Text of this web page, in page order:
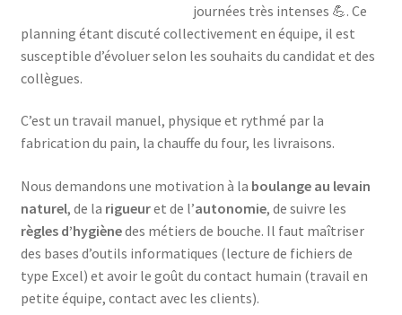
journées très intenses 💪. Ce
planning étant discuté collectivement en équipe, il est
susceptible d’évoluer selon les souhaits du candidat et des
collègues.
C’est un travail manuel, physique et rythmé par la
fabrication du pain, la chauffe du four, les livraisons.
Nous demandons une motivation à la boulange au levain
naturel, de la rigueuret de l’autonomie, de suivre les
règles d’hygiènedes métiers de bouche. Il faut maîtriser
des bases d’outils informatiques (lecture de fichiers de
type Excel) et avoir le goût du contact humain (travail en
petite équipe, contact avec les clients).